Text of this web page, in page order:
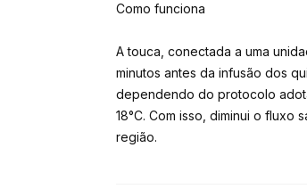
Como funciona
A touca, conectada a uma
minutos antes da infusão dos
dependendo do protocolo
18°C. Com isso, diminui o
região.